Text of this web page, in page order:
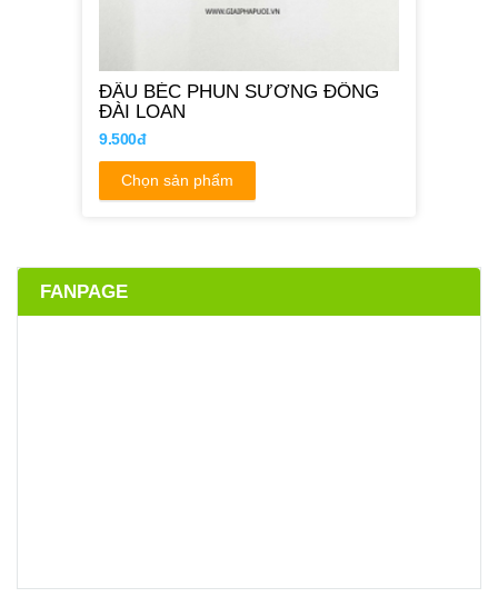
ĐẦU BÉC PHUN SƯƠNG ĐỒNG
ĐÀI LOAN
9.500đ
Chọn sản phẩm
FANPAGE